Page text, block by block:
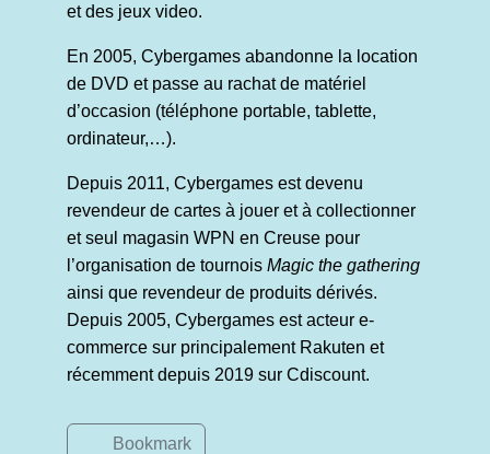
et des jeux video.
En 2005, Cybergames abandonne la location
de DVD et passe au rachat de matériel
d’occasion (téléphone portable, tablette,
ordinateur,…).
Depuis 2011, Cybergames est devenu
revendeur de cartes à jouer et à collectionner
et seul magasin WPN en Creuse pour
l’organisation de tournoisMagic the gathering
ainsi que revendeur de produits dérivés.
Depuis 2005, Cybergames est acteur e-
commerce sur principalement Rakuten et
récemment depuis 2019 sur Cdiscount.
Bookmark